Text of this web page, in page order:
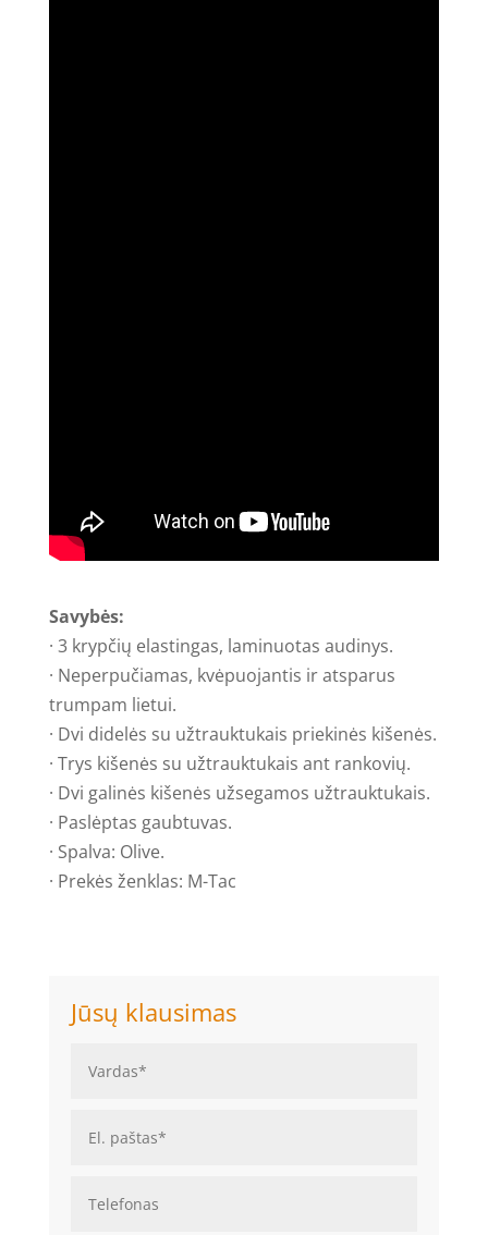
Savybės:
· 3 krypčių elastingas, laminuotas audinys.
· Neperpučiamas, kvėpuojantis ir atsparus
trumpam lietui.
· Dvi didelės su užtrauktukais priekinės kišenės.
· Trys kišenės su užtrauktukais ant rankovių.
· Dvi galinės kišenės užsegamos užtrauktukais.
· Paslėptas gaubtuvas.
· Spalva: Olive.
· Prekės ženklas: M-Tac
Jūsų klausimas